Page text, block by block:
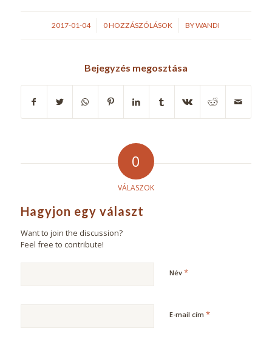
2017-01-04
/ 0 HOZZÁSZÓLÁSOK
/ BYWANDI
Bejegyzés megosztása
0
VÁLASZOK
Hagyjon egy választ
Want to join the discussion?
Feel free to contribute!
Név *
E-mail cím *